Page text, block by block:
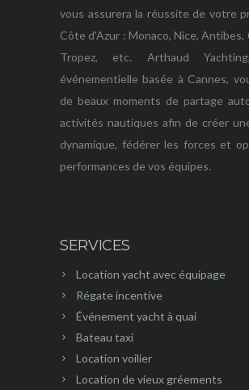
vous assurera la réussite de votre
Côte d'Azur : Monaco, Nice, Antibes,
Tropez, etc. Arthaud
événementielle basée à Cannes,
de beaux moments de partage
activités nautiques afin de créer
dynamique, fédérer les forces et
performances de vos équipes.
SERVICES
Location yacht avec équipage
Régate incentive
Événement yacht à quai
Bateau taxi
Location voilier
Location de vieux gréements